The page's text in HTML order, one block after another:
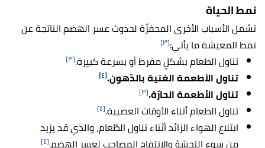
نمط الحياة
تشمل الأسباب الأخرى المحفزّة لحدوث عسر الهضم الناتجة عن
نمط المعيشة ما يأتي:[٣]
تناول الطعام بشكلٍ مفرط أو بسرعة كبيرة.[٣]
تناول الأطعمة الغنية بالدّهون.[٤]
تناول الأطعمة الحارّة.[٣]
تناول الطعام أثناء الأوقات العصيبة.[٤]
ابتلاع الهواء الزائد أثناء تناول الطّعام، والذي قد يزيد
من سوء التجشؤ والانتفاخ المصاحب لعسر الهضم.[٤]